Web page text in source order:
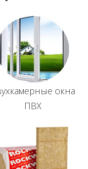
окна
ПВХ